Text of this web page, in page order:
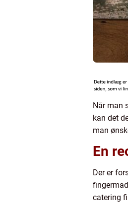
Når man
kan det
man
En
Der er
catering